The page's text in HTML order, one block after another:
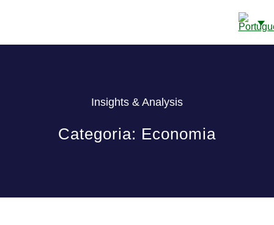
Insights & Analysis
Categoria: Economia